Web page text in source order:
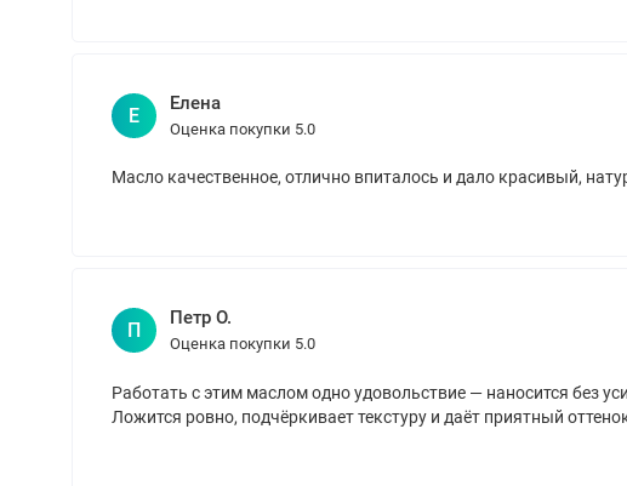
Е
Елена
Оценка покупки 5.0
Масло качественное, отлично впиталось и дало красивый,
П
Петр О.
Оценка покупки 5.0
Работать с этим маслом одно удовольствие — наносится без
Ложится ровно, подчёркивает текстуру и даёт приятный